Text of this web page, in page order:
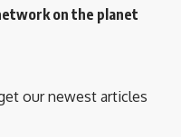
on the planet
our newest articles